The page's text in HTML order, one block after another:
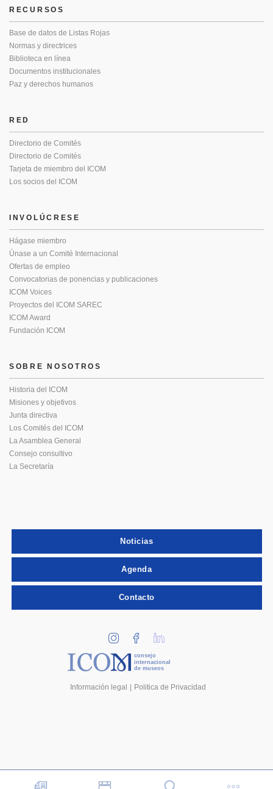
RECURSOS
Base de datos de Listas Rojas
Normas y directrices
Biblioteca en línea
Documentos institucionales
Paz y derechos humanos
RED
Directorio de Comités
Directorio de Comités
Tarjeta de miembro del ICOM
Los socios del ICOM
INVOLÚCRESE
Hágase miembro
Únase a un Comité Internacional
Ofertas de empleo
Convocatorias de ponencias y publicaciones
ICOM Voices
Proyectos del ICOM SAREC
ICOM Award
Fundación ICOM
SOBRE NOSOTROS
Historia del ICOM
Misiones y objetivos
Junta directiva
Los Comités del ICOM
La Asamblea General
Consejo consultivo
La Secretaría
Noticias
Agenda
Contacto
consejo
internacional
de museos
Información legal Politica de Privacidad